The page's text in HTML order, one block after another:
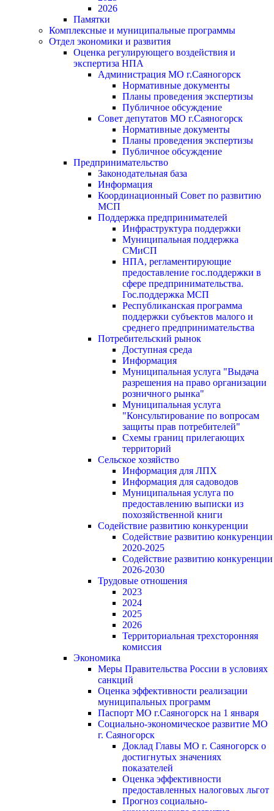
2026
Памятки
Комплексные и муниципальные программы
Отдел экономики и развития
Оценка регулирующего воздействия и
экспертиза НПА
Администрация МО г.Саяногорск
Нормативные документы
Планы проведения экспертизы
Публичное обсуждение
Совет депутатов МО г.Саяногорск
Нормативные документы
Планы проведения экспертизы
Публичное обсуждение
Предпринимательство
Законодательная база
Информация
Координационный Совет по развитию
МСП
Поддержка предпринимателей
Инфраструктура поддержки
Муниципальная поддержка
СМиСП
НПА, регламентирующие
предоставление гос.поддержки в
сфере предпринимательства.
Гос.поддержка МСП
Республиканская программа
поддержки субъектов малого и
среднего предпринимательства
Потребительский рынок
Доступная среда
Информация
Муниципальная услуга "Выдача
разрешения на право организации
розничного рынка"
Муниципальная услуга
"Консультирование по вопросам
защиты прав потребителей"
Схемы границ прилегающих
территорий
Сельское хозяйство
Информация для ЛПХ
Информация для садоводов
Муниципальная услуга по
предоставлению выписки из
похозяйственной книги
Содействие развитию конкуренции
Содействие развитию конкуренции
2020-2025
Содействие развитию конкуренции
2026-2030
Трудовые отношения
2023
2024
2025
2026
Территориальная трехсторонняя
комиссия
Экономика
Меры Правительства России в условиях
санкций
Оценка эффективности реализации
муниципальных программ
Паспорт МО г.Саяногорск на 1 января
Социально-экономическое развитие МО
г. Саяногорск
Доклад Главы МО г. Саяногорск о
достигнутых значениях
показателей
Оценка эффективности
предоставленных налоговых льгот
Прогноз социально-